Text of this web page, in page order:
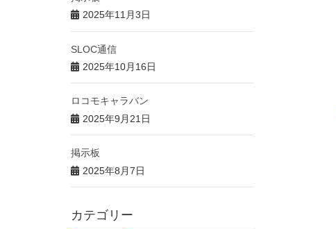
2025年11月3日
SLOC通信
2025年10月16日
ロコモキャラバン
2025年9月21日
掲示板
2025年8月7日
カテゴリー